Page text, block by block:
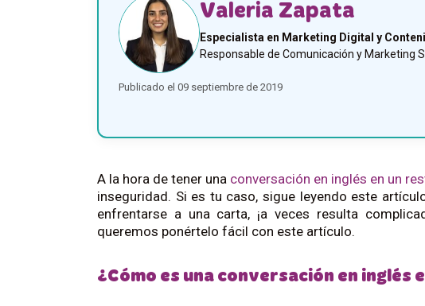
Valeria Zapata
Especialista en Marketing Digital y
Responsable de Comunicación y Marketing
Publicado el 09 septiembre de 2019
A la hora de tener una conversación en inglés en un
inseguridad. Si es tu caso, sigue leyendo este
enfrentarse a una carta, ¡a veces resulta
queremos ponértelo fácil con este artículo.
¿Cómo es una conversación en inglés